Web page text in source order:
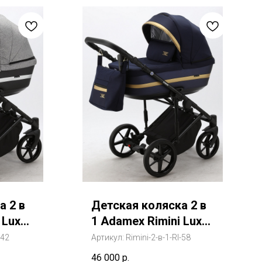
2 в
Детская коляска 2 в
1 Adamex Rimini Lux
50% экокожа
(Адамекс Римини
Артикул: Rimini-2-в-1-RI-58
46 000 р.